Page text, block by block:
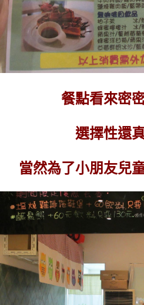
餐點看來密
選擇性還
當然為了小朋友兒